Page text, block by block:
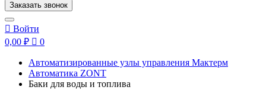
Заказать звонок
 Войти
0,00 ₽  0
Автоматизированные узлы управления Мактерм
Автоматика ZONT
Баки для воды и топлива